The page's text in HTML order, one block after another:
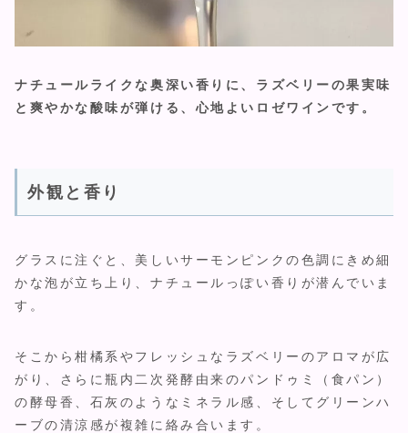
ナチュールライクな奥深い香りに、ラズベリーの果実味
と爽やかな酸味が弾ける、心地よいロゼワインです。
外観と香り
グラスに注ぐと、美しいサーモンピンクの色調にきめ細
かな泡が立ち上り、ナチュールっぽい香りが潜んでいま
す。
そこから柑橘系やフレッシュなラズベリーのアロマが広
がり、さらに瓶内二次発酵由来のパンドゥミ（食パン）
の酵母香、石灰のようなミネラル感、そしてグリーンハ
ーブの清涼感が複雑に絡み合います。